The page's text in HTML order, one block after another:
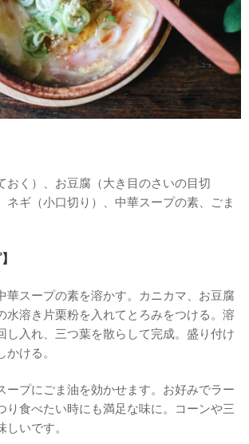
おく）、お豆腐（大き目のさいの目切
ネギ（小口切り）、中華スープの素、ごま
華スープの素を溶かす。カニカマ、お豆腐
水溶き片栗粉を入れてとろみをつける。溶
し入れ、三つ葉を散らして完成。盛り付け
ける。
プにごま油を効かせます。お好みでラー
り食べたい時にも満足な味に。コーンや三
いです。